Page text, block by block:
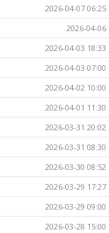
2026-04-07 06:25
2026-04-06
2026-04-03 18:33
2026-04-03 07:00
2026-04-02 10:00
2026-04-01 11:30
2026-03-31 20:02
2026-03-31 08:30
2026-03-30 08:52
2026-03-29 17:27
2026-03-29 09:00
2026-03-28 15:00